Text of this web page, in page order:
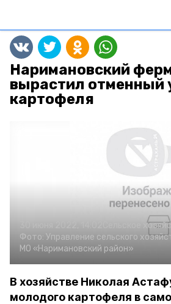
Наримановский
вырастил отменный
картофеля
Сельское
Фото: Управление сельского
МО «Наримановский район»
В хозяйстве Николая
молодого картофеля в